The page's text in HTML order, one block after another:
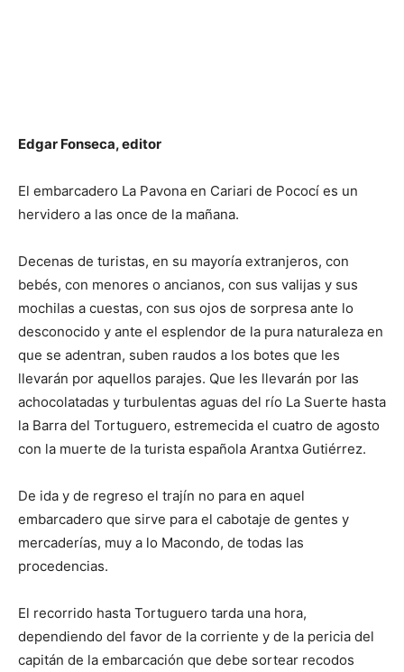
Edgar Fonseca, editor
El embarcadero La Pavona en Cariari de Pococí es un
hervidero a las once de la mañana.
Decenas de turistas, en su mayoría extranjeros, con
bebés, con menores o ancianos, con sus valijas y sus
mochilas a cuestas, con sus ojos de sorpresa ante lo
desconocido y ante el esplendor de la pura naturaleza en
que se adentran, suben raudos a los botes que les
llevarán por aquellos parajes. Que les llevarán por las
achocolatadas y turbulentas aguas del río La Suerte hasta
la Barra del Tortuguero, estremecida el cuatro de agosto
con la muerte de la turista española Arantxa Gutiérrez.
De ida y de regreso el trajín no para en aquel
embarcadero que sirve para el cabotaje de gentes y
mercaderías, muy a lo Macondo, de todas las
procedencias.
El recorrido hasta Tortuguero tarda una hora,
dependiendo del favor de la corriente y de la pericia del
capitán de la embarcación que debe sortear recodos